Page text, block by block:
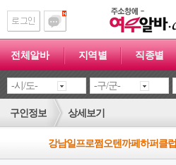
전체알바 지역별 직종별
구인정보 상세보기
강남일프로쩜오텐까페하퍼클